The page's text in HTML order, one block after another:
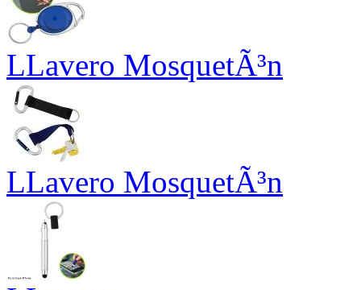
LLavero MosquetÃ³n
LLavero MosquetÃ³n